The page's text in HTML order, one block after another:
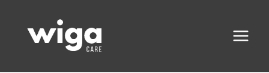
Inhalt
springen